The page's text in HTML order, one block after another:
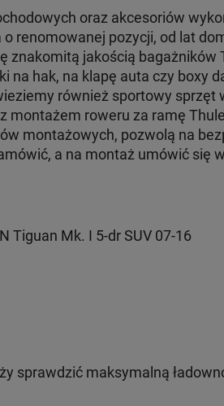
oraz akcesoriów
renomowanej pozycji, od lat
znakomitą jakością
hak, na klapę auta czy boxy
również sportowy sprzęt
montażem roweru za ramę
montażowych, pozwolą na
a na montaż umówić się
Tiguan Mk. I 5-dr SUV 07-16
sprawdzić maksymalną